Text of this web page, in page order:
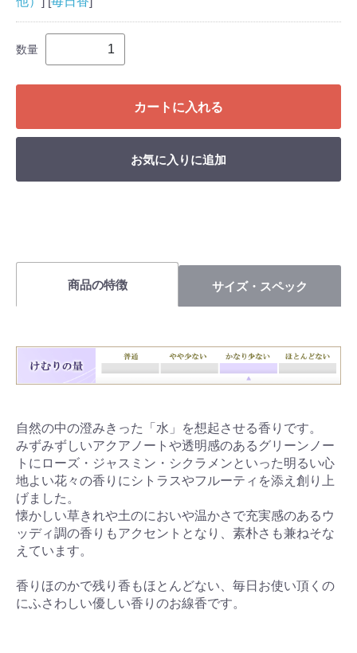
数量
カートに入れる
お気に入りに追加
商品の特徴 サイズ・スペック
自然の中の澄みきった「水」を想起させる香りです。
みずみずしいアクアノートや透明感のあるグリーンノー
トにローズ・ジャスミン・シクラメンといった明るい心
地よい花々の香りにシトラスやフルーティを添え創り上
げました。
懐かしい草きれや土のにおいや温かさで充実感のあるウ
ッディ調の香りもアクセントとなり、素朴さも兼ねそな
えています。
香りほのかで残り香もほとんどない、毎日お使い頂くの
にふさわしい優しい香りのお線香です。